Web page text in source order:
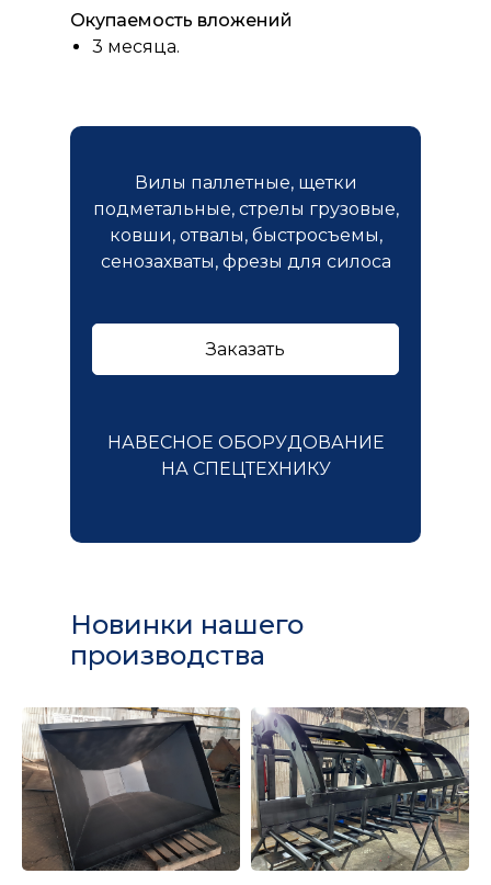
Окупаемость вложений
3 месяца.
Заказать
НАВЕСНОЕ ОБОРУДОВАНИЕ
НА СПЕЦТЕХНИКУ
Вилы паллетные, щетки
подметальные, стрелы грузовые,
ковши, отвалы, быстросъемы,
сенозахваты, фрезы для силоса
Новинки нашего
производства